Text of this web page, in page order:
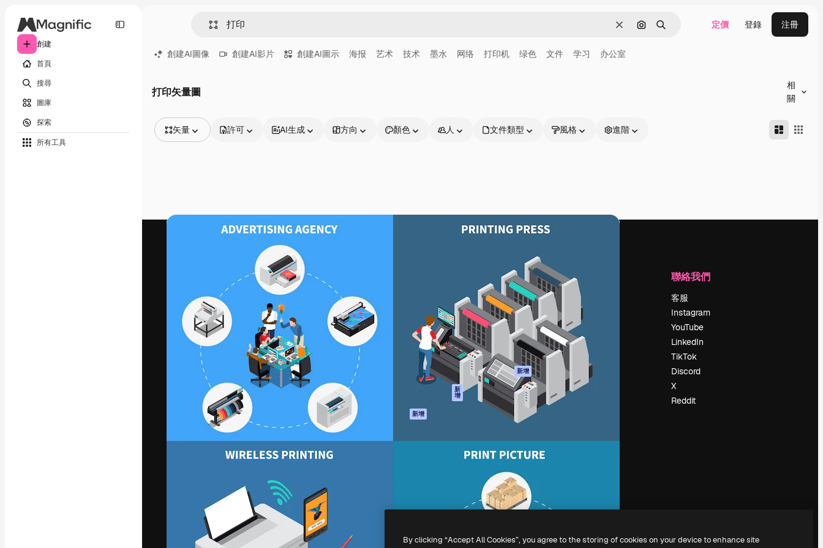
創建
首頁
搜尋
圖庫
探索
所有工具
清除 通過圖像搜索
搜尋 定價 登錄 注冊
創建AI圖像 創建AI影片 創建AI圖示 海报 艺术 技术 墨水 网络 打印机 绿色 文件 学习 办公室
打印矢量圖
相
關
矢量
視頻
許可 AI生成 方向 顏色 人 文件類型 風格 進階
引導你創作出最佳作品的創意平台。擁有超過
100萬訂閱者，涵蓋創意人士、企業、代理商
和工作室。
繁體中文 (香港)
AI圖像生成器
AI視頻生成器
AI語音生成器
MCP用於
新
增
新增
流動應用程式
開始使用
Academy
文件
客服
使用條款
隱私政策
原創作品 新增
Cookie 政策
信任中心
聯盟夥伴
公司
定價
評論
工作機會
搜索趨勢
聚會活動
正在尋找
聯絡我們
客服
Instagram
YouTube
LinkedIn
TikTok
Discord
X
Reddit
Copyright © 2010-2026 Freepik Company S.L.U.
By clicking “Accept All Cookies”, you agree to the storing of cookies on your device to enhance site